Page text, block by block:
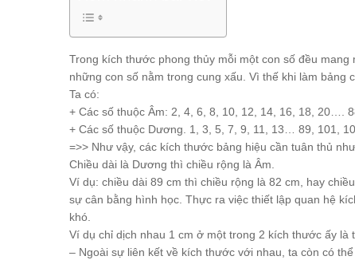
Trong kích thước phong thủy mỗi một con số đều
những con số nằm trong cung xấu. Vì thế khi làm bảng
Ta có:
+ Các số thuộc Âm: 2, 4, 6, 8, 10, 12, 14, 16, 18, 20….
+ Các số thuộc Dương. 1, 3, 5, 7, 9, 11, 13… 89, 101,
=>> Như vậy, các kích thước bảng hiệu cần tuân thủ
Chiều dài là Dương thì chiều rộng là Âm.
Ví dụ: chiều dài 89 cm thì chiều rộng là 82 cm, hay
sự cân bằng hình học. Thực ra việc thiết lập quan hệ
khó.
Ví dụ chỉ dịch nhau 1 cm ở một trong 2 kích thước ấy
– Ngoài sự liên kết về kích thước với nhau, ta còn có